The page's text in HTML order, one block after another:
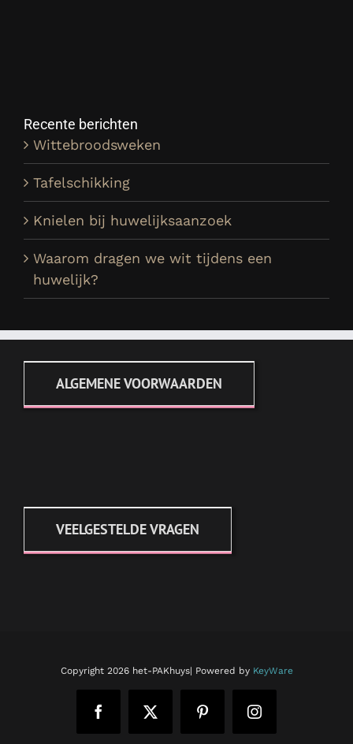
Recente berichten
Wittebroodsweken
Tafelschikking
Knielen bij huwelijksaanzoek
Waarom dragen we wit tijdens een
huwelijk?
ALGEMENE VOORWAARDEN
VEELGESTELDE VRAGEN
Copyright 2026 het-PAKhuys| Powered by KeyWare
FacebookX PinterestInstagram